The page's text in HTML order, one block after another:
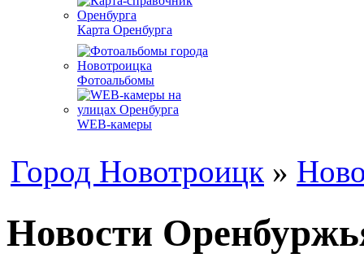
Карта Оренбурга
Фотоальбомы
WEB-камеры
Город Новотроицк »
Новости